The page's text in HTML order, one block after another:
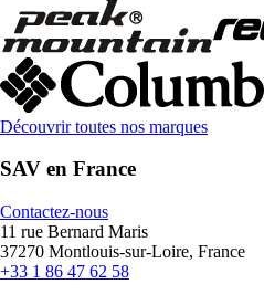
Découvrir toutes nos marques
SAV en France
Contactez-nous
11 rue Bernard Maris
37270 Montlouis-sur-Loire, France
+33 1 86 47 62 58